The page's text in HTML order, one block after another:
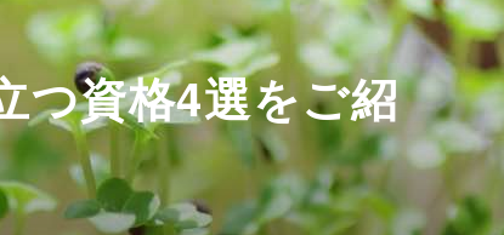
つ資格4選をご紹